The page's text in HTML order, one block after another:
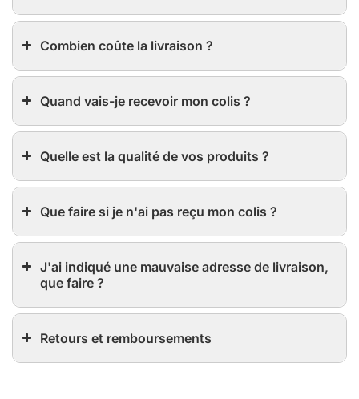
Combien coûte la livraison ?
Quand vais-je recevoir mon colis ?
Quelle est la qualité de vos produits ?
Que faire si je n'ai pas reçu mon colis ?
J'ai indiqué une mauvaise adresse de livraison,
que faire ?
Retours et remboursements